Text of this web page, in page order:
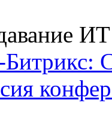
Битрикс: